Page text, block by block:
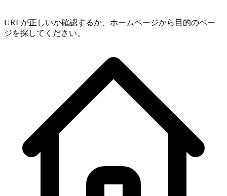
URLが正しいか確認するか、ホームページから目的のペー
ジを探してください。